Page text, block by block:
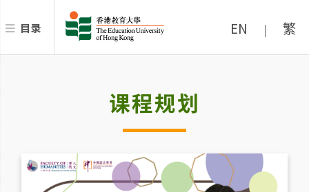
目录 EN | 繁
课程规划